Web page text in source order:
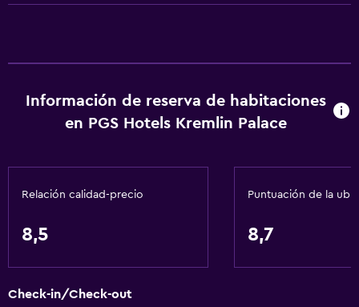
Recepción 24 horas
Salas de conferencia
Artículos de aseo gratis
Información de reserva de habitaciones
en PGS Hotels Kremlin Palace
Relación calidad-precio
8,5
Puntuación de la
8,7
Check-in/Check-out